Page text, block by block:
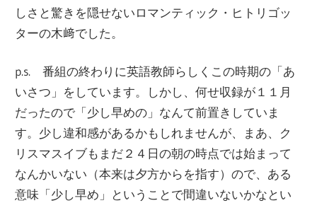
しさと驚きを隠せないロマンティック・ヒトリゴッ
ターの木﨑でした。
p.s. 番組の終わりに英語教師らしくこの時期の「あ
いさつ」をしています。しかし、何せ収録が１１月
だったので「少し早めの」なんて前置きしていま
す。少し違和感があるかもしれませんが、まあ、ク
リスマスイブもまだ２４日の朝の時点では始まって
なんかいない（本来は夕方からを指す）ので、ある
意味「少し早め」ということで間違いないかなとい